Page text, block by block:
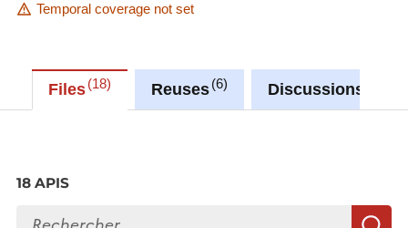
Temporal coverage not set
Files 18 Reuses 6 Discussions
18 APIS
Search files